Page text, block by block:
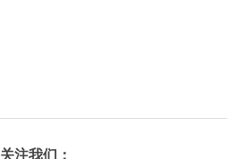
关注我们：